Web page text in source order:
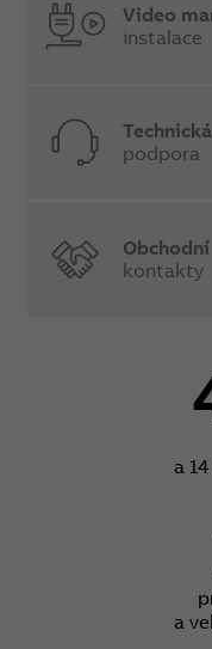
Video
instalace
Technická
podpora
Obchodní
kontakty
a
a